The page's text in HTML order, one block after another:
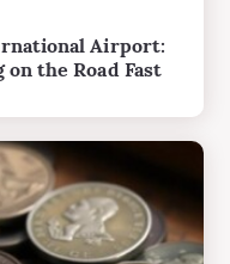
Airport:
the Road Fast